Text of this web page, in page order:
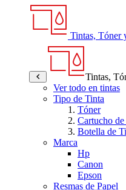
Tintas, Tóner
Tintas,
Ver todo en tintas
Tipo de Tinta
Tóner
Cartucho
Botella de
Marca
Hp
Canon
Epson
Resmas de Papel